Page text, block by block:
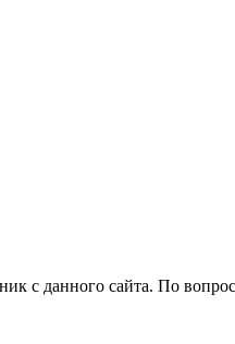
с данного сайта. По